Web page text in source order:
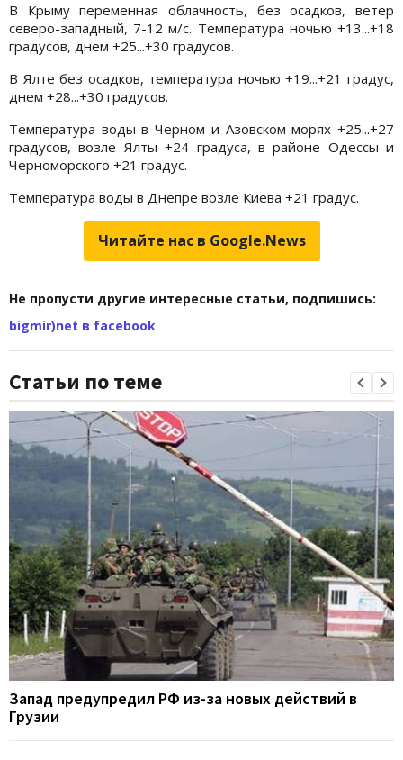
В Крыму переменная облачность, без осадков, ветер
северо-западный, 7-12 м/с. Температура ночью +13...+18
градусов, днем +25...+30 градусов.
В Ялте без осадков, температура ночью +19...+21 градус,
днем +28...+30 градусов.
Температура воды в Черном и Азовском морях +25...+27
градусов, возле Ялты +24 градуса, в районе Одессы и
Черноморского +21 градус.
Температура воды в Днепре возле Киева +21 градус.
Читайте нас в Google.News
Не пропусти другие интересные статьи, подпишись:
bigmir)net в facebook
Статьи по теме
Запад предупредил РФ из-за новых действий в
Грузии